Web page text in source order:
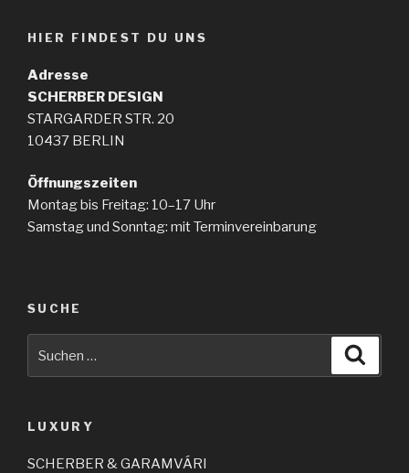
HIER FINDEST DU UNS
Adresse
SCHERBER DESIGN
STARGARDER STR. 20
10437 BERLIN
Öffnungszeiten
Montag bis Freitag: 10–17 Uhr
Samstag und Sonntag: mit Terminvereinbarung
SUCHE
LUXURY
SCHERBER & GARAMVÁRI